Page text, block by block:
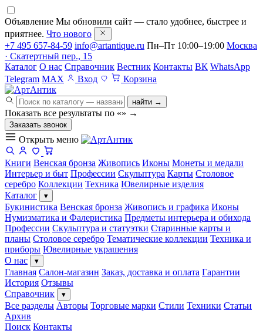
Объявление Мы обновили сайт — стало удобнее, быстрее и
приятнее. Что нового
+7 495 657-84-59 info@artantique.ru Пн–Пт 10:00–19:00 Москва
· Скатертный пер., 15
Каталог О нас Справочник Вестник Контакты ВК WhatsApp
Telegram MAX Вход Корзина
найти →
Показать все результаты по «» →
Заказать звонок
Открыть меню
Книги Венская бронза Живопись Иконы Монеты и медали
Интерьер и быт Профессии Скульптура Карты Столовое
серебро Коллекции Техника Ювелирные изделия
Каталог
▾
Букинистика Венская бронза Живопись и графика Иконы
Нумизматика и Фалеристика Предметы интерьера и обихода
Профессии Скульптура и статуэтки Старинные карты и
планы Столовое серебро Тематические коллекции Техника и
приборы Ювелирные украшения
О нас
▾
Главная Салон-магазин Заказ, доставка и оплата Гарантии
История Отзывы
Справочник
▾
Все разделы Авторы Торговые марки Стили Техники Статьи
Архив
Поиск Контакты